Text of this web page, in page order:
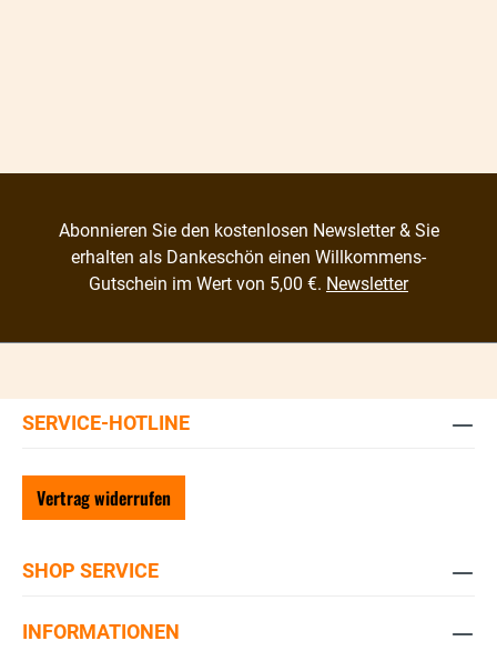
Abonnieren Sie den kostenlosen Newsletter & Sie
erhalten als Dankeschön einen Willkommens-
Gutschein im Wert von 5,00 €. Newsletter
SERVICE-HOTLINE
Vertrag widerrufen
SHOP SERVICE
INFORMATIONEN